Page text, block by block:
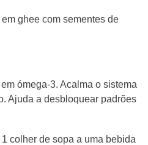
ghee com sementes de
ómega-3. Acalma o sistema
Ajuda a desbloquear padrões
colher de sopa a uma bebida